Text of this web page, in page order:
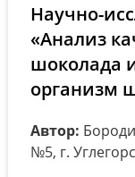
Научно-
«Анализ
шоколада
организм
Автор:
№5, г.